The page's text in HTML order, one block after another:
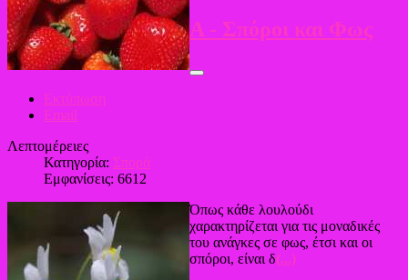
Α - Σπόροι και Φως
Εκτύπωση
Email
Λεπτομέρειες
Κατηγορία: Σπορά
Εμφανίσεις: 6612
Όπως κάθε λουλούδι
χαρακτηρίζεται για τις μοναδικές
του ανάγκες σε φως, έτσι και οι
σπόροι, είναι δ(...)